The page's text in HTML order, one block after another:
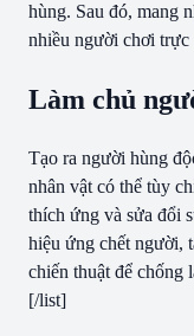
hùng. Sau đó, mang
nhiều người chơi trực
Làm chủ
Tạo ra người hùng
nhân vật có thể tùy
thích ứng và sửa đổi
hiệu ứng chết người,
chiến thuật để chống
[/list]